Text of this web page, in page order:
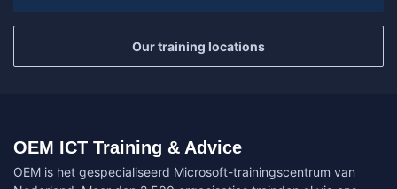
Our training locations
OEM ICT Training & Advice
OEM is het gespecialiseerd Microsoft-trainingscentrum van